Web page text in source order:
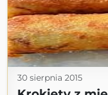
30 sierpnia 2015